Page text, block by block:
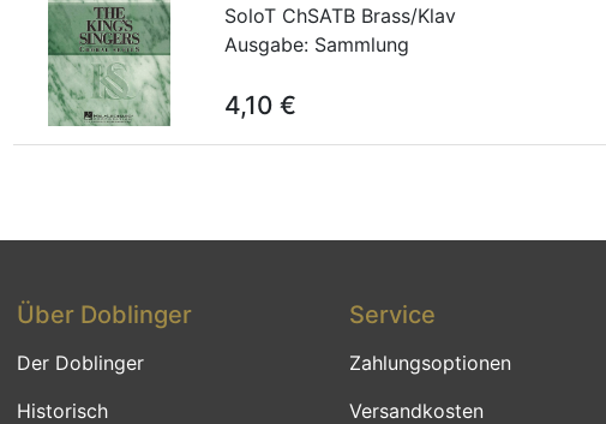
SoloT ChSATB Brass/Klav
Ausgabe: Sammlung
4,10 €
Über Doblinger
Der Doblinger
Historisch
Service
Zahlungsoptionen
Versandkosten